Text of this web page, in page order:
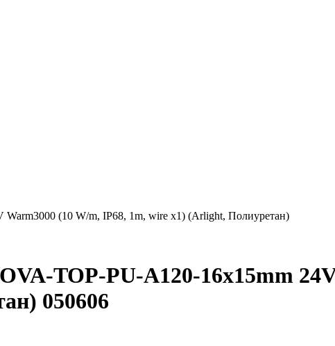
(10 W/m, IP68, 1m, wire x1) (Arlight, Полиуретан)
TOP-PU-A120-16x15mm
050606